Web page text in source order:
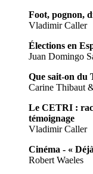
Foot, pognon,
Vladimir Caller
Élections en
Juan Domingo
Que sait-on du
Carine Thibaut
Le CETRI :
témoignage
Vladimir Caller
Cinéma - «
Robert Waeles